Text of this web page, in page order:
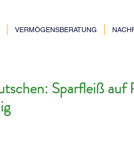
VERMÖGENSBERATUNG
Sparfleiß auf